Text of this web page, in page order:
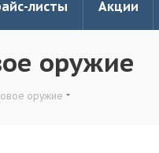
листы Акции
оружие
оружие